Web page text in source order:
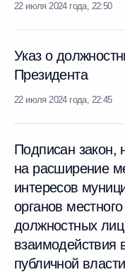
22 июля 2024 года, 22:50
Указ о
Президента
22 июля 2024 года, 22:45
Подписан закон,
на расширение
интересов
органов
должностных
взаимодействия
публичной власти